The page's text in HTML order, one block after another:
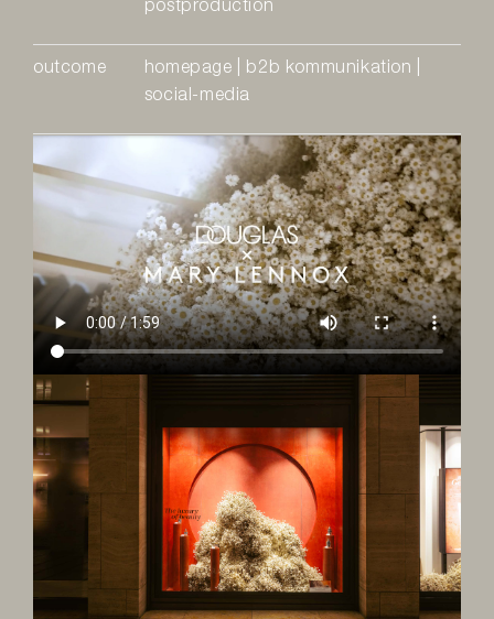
postproduction
outcome
homepage | b2b kommunikation |
social-media